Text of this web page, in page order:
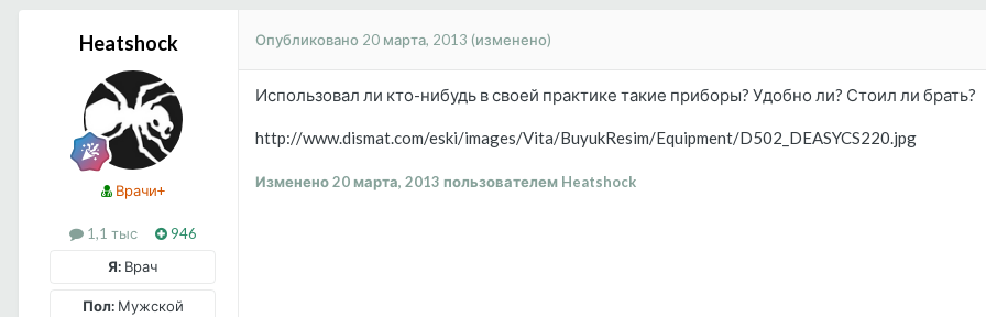
Heatshock
Врачи+
1,1 тыс
946
Я: Врач
Пол:Мужской
Опубликовано 20 марта, 2013 (изменено)
Использовал ли кто-нибудь в своей практике такие приборы? Удобно ли? Стоил ли брать?
http://www.dismat.com/eski/images/Vita/BuyukResim/Equipment/D502_DEASYCS220.jpg
Изменено20 марта, 2013 пользователем Heatshock